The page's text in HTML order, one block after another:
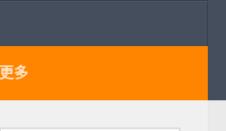
更多